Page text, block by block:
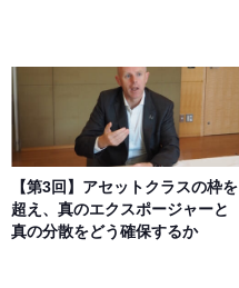
【第3回】アセットクラスの枠を
超え、真のエクスポージャーと
真の分散をどう確保するか